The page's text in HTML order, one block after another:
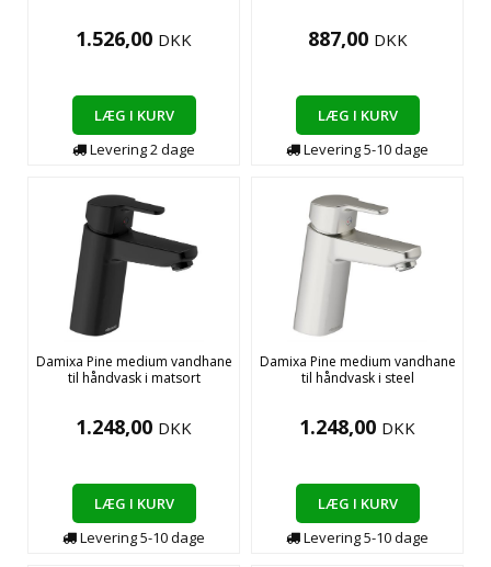
1.526,00 DKK
LÆG I KURV
Levering2dage
887,00 DKK
LÆG I KURV
Levering5-10dage
Damixa Pine medium vandhane
til håndvask i matsort
1.248,00 DKK
LÆG I KURV
Levering5-10dage
Damixa Pine medium vandhane
til håndvask i steel
1.248,00 DKK
LÆG I KURV
Levering5-10dage